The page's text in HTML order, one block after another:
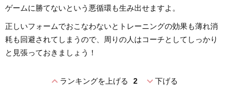
ゲームに勝てないという悪循環も生み出せますよ。
正しいフォームでおこなわないとトレーニングの効果も薄れ消
耗も回避されてしまうので、周りの人はコーチとしてしっかり
と見張っておきましょう！
expand_lessランキングを上げる 2 expand_more下げる